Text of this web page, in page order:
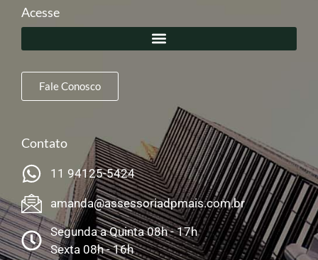
Acesse
Fale Conosco
Contato
11 94125-5424
amanda@assessoriadpmais.com.br
Segunda a Quinta 08h - 17h
Sexta 08h - 16h